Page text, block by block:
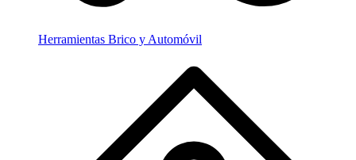
Herramientas Brico y Automóvil